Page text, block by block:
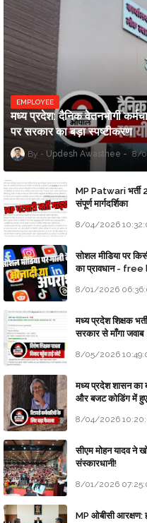
EMPLOYEE
मध्य प्रदेश: दैनिक वेतनभोगी
पर सरकार का बड़ा स्पष्टीकरण
Updesh Awasthee 8/
MP Patwari भर्ती
संपूर्ण मार्गदर्शिका
8/04/2026
सोशल मीडिया पर
का प्रावधान -
8/01/2026
मध्य प्रदेश शिक्षक
सरकार से माँगा जवाब
8/05/2026
मध्य प्रदेश शासन का
और बजट कोडिंग में हुए
8/04/2026
सीएम मोहन यादव ने
संस्कारधानी!
8/01/2026
MP ओबीसी आरक्षण: